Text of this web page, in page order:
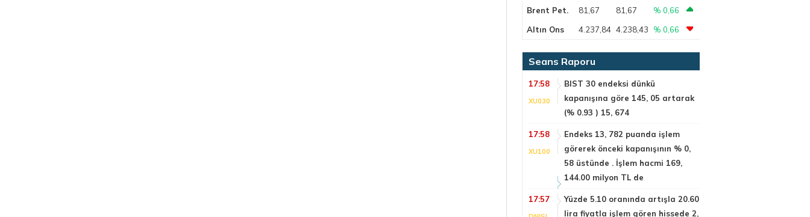
Brent Pet.
81,67 81,67
% 0,66
Altın Ons
4.237,84 4.238,43 % 0,66
Seans Raporu
17:58
XU030
BIST 30 endeksi dünkü
kapanışına göre 145, 05 artarak
(% 0.93 ) 15, 674
17:58
XU100
Endeks 13, 782 puanda işlem
görerek önceki kapanışının % 0,
58 üstünde . İşlem hacmi 169,
144.00 milyon TL de
17:57
Yüzde 5.10 oranında artışla 20.60
lira fiyatla işlem gören hissede 2,